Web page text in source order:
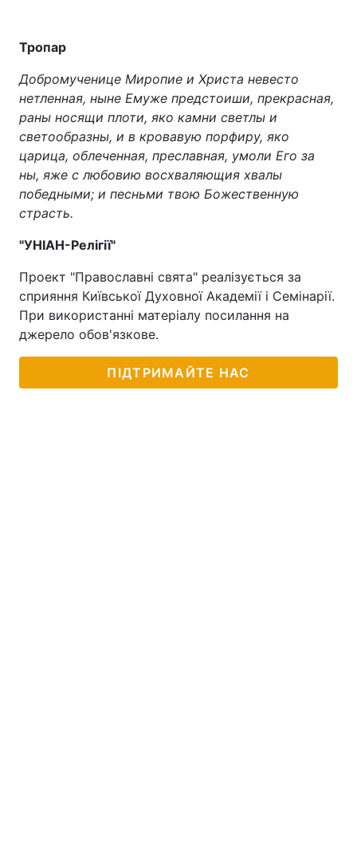
Тропар
Добромученице Миропие и Христа невесто
нетленная, ныне Емуже предстоиши, прекрасная,
раны носящи плоти, яко камни светлы и
светообразны, и в кровавую порфиру, яко
царица, облеченная, преславная, умоли Его за
ны, яже с любовию восхваляющия хвалы
победными; и песньми твою Божественную
страсть.
"УНІАН-Релігії"
Проект "Православні свята" реалізується за
сприяння Київської Духовної Академії і Семінарії.
При використанні матеріалу посилання на
джерело обов'язкове.
ПІДТРИМАЙТЕ НАС